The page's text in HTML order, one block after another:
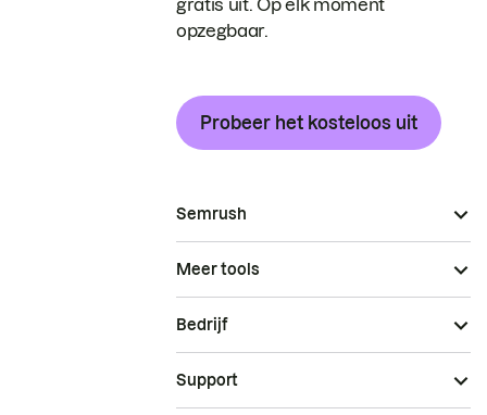
gratis uit. Op elk moment
opzegbaar.
Probeer het kosteloos uit
Semrush
Meer tools
Bedrijf
Support